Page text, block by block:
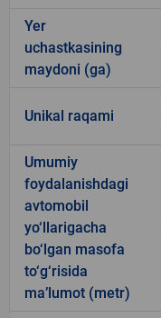
Yer
uchastkasining
maydoni (ga)
Unikal raqami
Umumiy
foydalanishdagi
avtomobil
yo‘llarigacha
bo‘lgan masofa
to‘g‘risida
ma’lumot (metr)